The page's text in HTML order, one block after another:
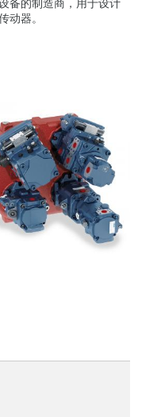
备的制造商，用于设计
动器。